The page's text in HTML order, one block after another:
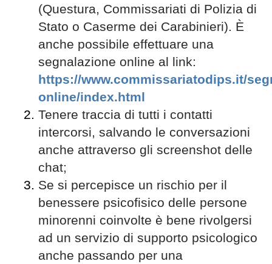
(Questura, Commissariati di Polizia di
Stato o Caserme dei Carabinieri). È
anche possibile effettuare una
segnalazione online al link:
https://www.commissariatodips.it/
online/index.html
Tenere traccia di tutti i contatti
intercorsi, salvando le conversazioni
anche attraverso gli screenshot delle
chat;
Se si percepisce un rischio per il
benessere psicofisico delle persone
minorenni coinvolte è bene rivolgersi
ad un servizio di supporto psicologico
anche passando per una